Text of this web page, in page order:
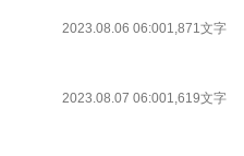
2023.08.06 06:001,871文字
2023.08.07 06:001,619文字